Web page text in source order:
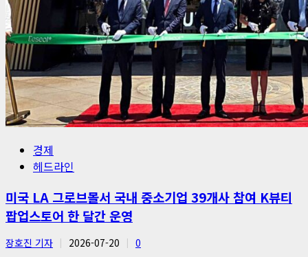
경제
헤드라인
미국 LA 그로브몰서 국내 중소기업 39개사 참여 K뷰티
팝업스토어 한 달간 운영
장호진 기자 2026-07-20 0